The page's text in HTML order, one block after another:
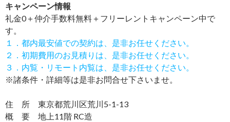
キャンペーン情報
礼金0＋仲介手数料無料 ＋ フリーレント キャンペーン中で
す。
１．都内最安値での契約は、是非お任せください。
２．初期費用のお見積りは、是非お任せください。
３．内覧・リモート内覧は、是非お任せください。
※諸条件・詳細等は是非お問合せ下さいませ。
住 所 東京都荒川区荒川5-1-13
概 要 地上11階 RC造